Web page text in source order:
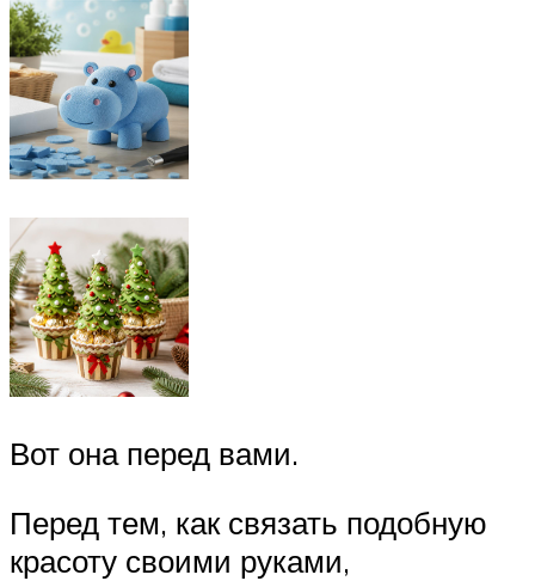
Вот она перед вами.
Перед тем, как связать подобную
красоту своими руками,